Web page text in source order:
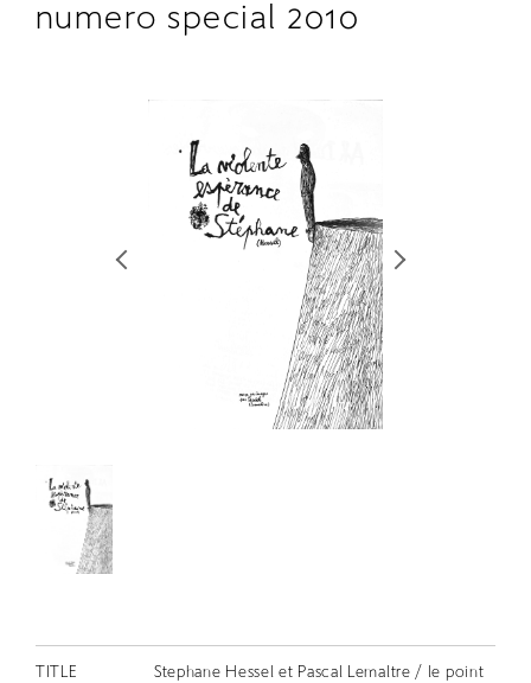
LIBRARY
SCHOLARSHIP
出演者
numero special 2010
TITLE
Stephane Hessel et Pascal Lemaltre / le point